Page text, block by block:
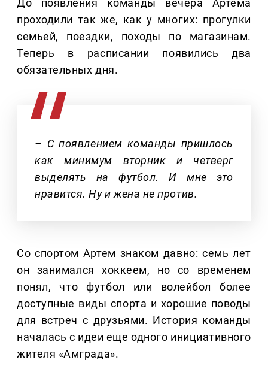
До появления команды вечера Артема
проходили так же, как у многих: прогулки
семьей, поездки, походы по магазинам.
Теперь в расписании появились два
обязательных дня.
– С появлением команды пришлось
как минимум вторник и четверг
выделять на футбол. И мне это
нравится. Ну и жена не против.
Со спортом Артем знаком давно: семь лет
он занимался хоккеем, но со временем
понял, что футбол или волейбол более
доступные виды спорта и хорошие поводы
для встреч с друзьями. История команды
началась с идеи еще одного инициативного
жителя «Амграда».